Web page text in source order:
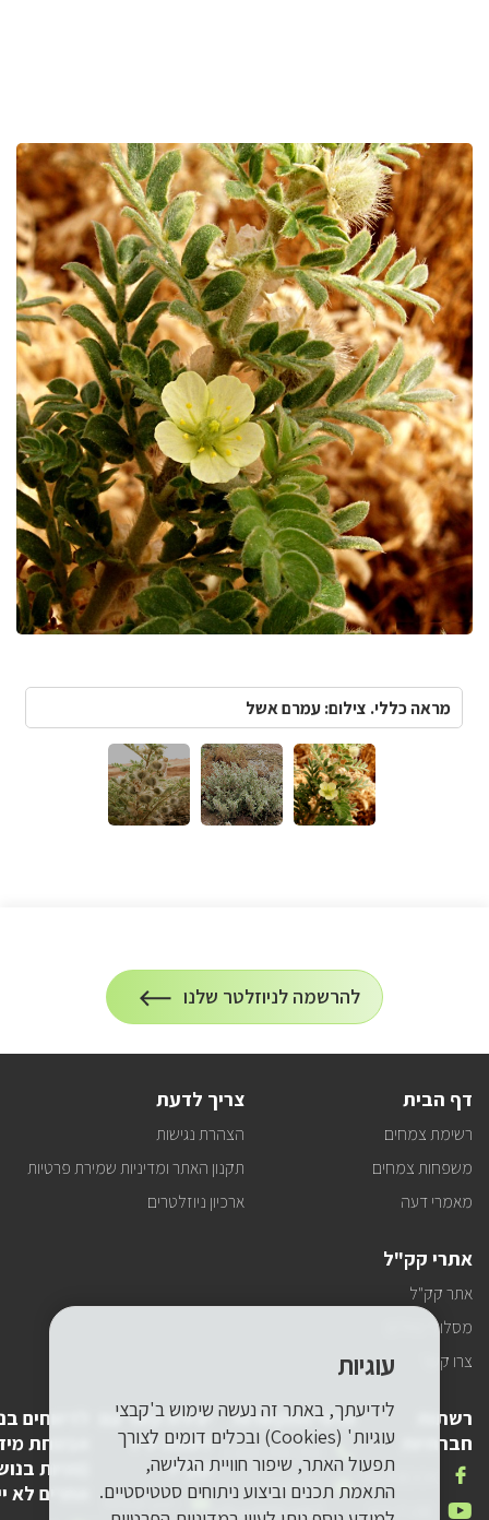
תמונות
מראה כללי. צילום: עמרם אשל
הרשמה
להרשמה לניוזלטר שלנו
על
הרשמה
דף הבית
רשימת צמחים
משפחות צמחים
מאמרי דעה
צריך לדעת
הצהרת נגישות
תקנון האתר ומדיניות שמירת פרטיות
ארכיון ניוזלטרים
אתרי קק"ל
אתר קק"ל
מסלולי טיולים
צרו קשר
רשתות
חברתיות
FACEBOOK
אנחנו
בפייסבוק
YOUTUBE אנחנו
פרטי התקשרות
טלפון
שלנו
1-800-250-250
דואר pneyot-
tzibur@kkl.org.il
יצירת קשר עם
לשכת יו"ר
קק"ל
דואר lishkat-yor-
לדיווחים
אבטחת
(פניות
אחרים לא
עוגיות
לידיעתך, באתר זה נעשה שימוש ב'קבצי
עוגיות' (Cookies) ובכלים דומים לצורך
תפעול האתר, שיפור חוויית הגלישה,
התאמת תכנים וביצוע ניתוחים סטטיסטיים.